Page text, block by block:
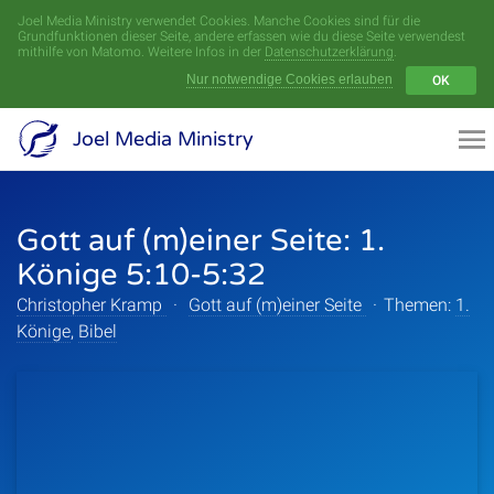
Joel Media Ministry verwendet Cookies. Manche Cookies sind für die
Grundfunktionen dieser Seite, andere erfassen wie du diese Seite verwendest
mithilfe von Matomo. Weitere Infos in der Datenschutzerklärung.
Nur notwendige Cookies erlauben
OK
Joel Media Ministry
Gott auf (m)einer Seite: 1.
Könige 5:10-5:32
Christopher Kramp · Gott auf (m)einer Seite · Themen: 1.
Könige, Bibel
Menü
Videoarchiv
Serien